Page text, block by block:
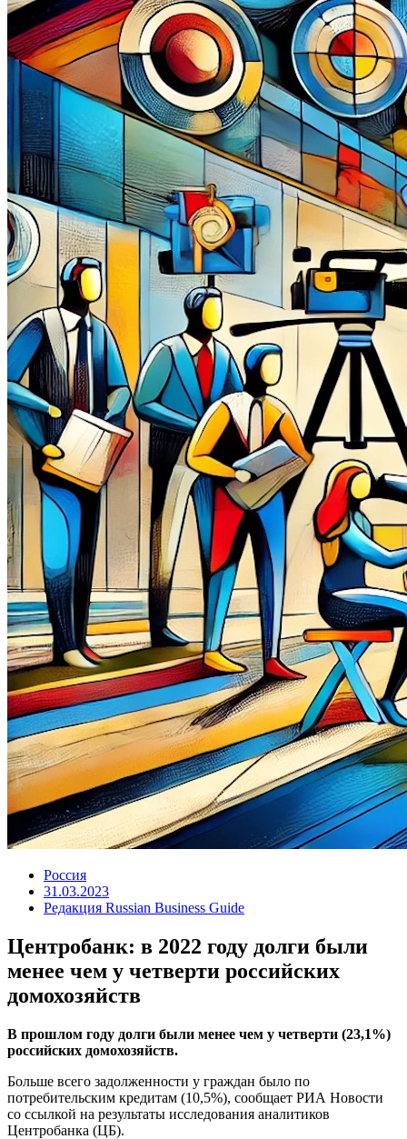
Россия
31.03.2023
Редакция Russian Business Guide
Центробанк: в 2022 году долги были
менее чем у четверти российских
домохозяйств
В прошлом году долги были менее чем у четверти (23,1%)
российских домохозяйств.
Больше всего задолженности у граждан было по
потребительским кредитам (10,5%), сообщает РИА Новости
со ссылкой на результаты исследования аналитиков
Центробанка (ЦБ).